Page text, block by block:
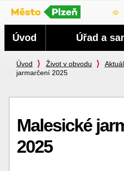
Úvod Život v obvodu
jarmarčení 2025
Malesické
2025
Navigace
Úvod Úřad a